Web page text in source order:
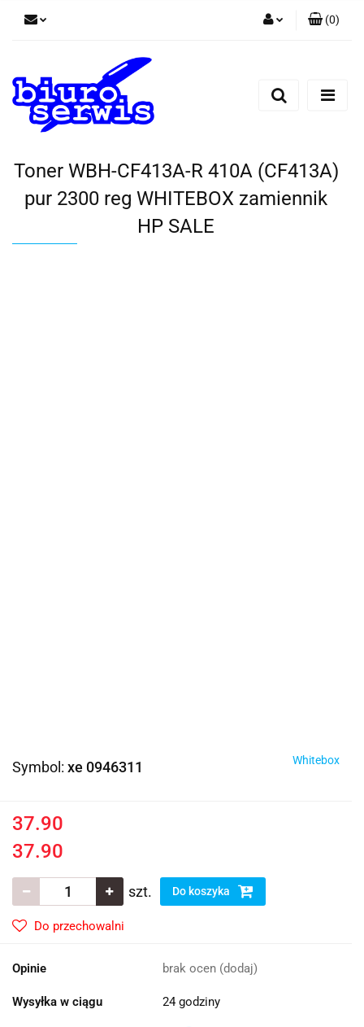
Zarejestruj się
(0)
Toner WBH-CF413A-R 410A (CF413A)
pur 2300 reg WHITEBOX zamiennik
HP SALE
Symbol: xe 0946311 Whitebox
37.90
37.90
szt. Do koszyka
Do przechowalni
Opinie brak ocen (dodaj)
Wysyłka w ciągu 24 godziny